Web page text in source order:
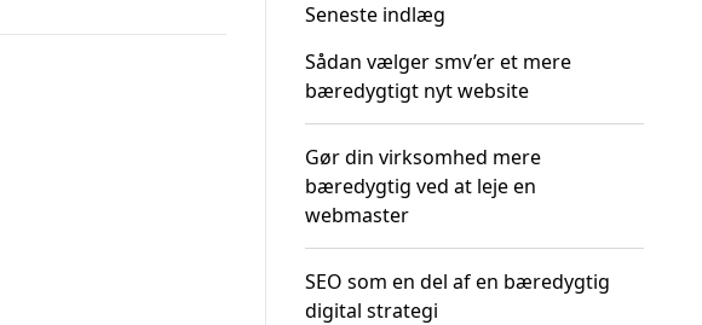
Seneste indlæg
Sådan vælger smv’er et mere
bæredygtigt nyt website
Gør din virksomhed mere
bæredygtig ved at leje en
webmaster
SEO som en del af en bæredygtig
digital strategi